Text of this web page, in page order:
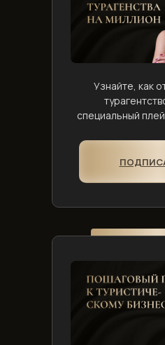
Узнайте, как
специальный